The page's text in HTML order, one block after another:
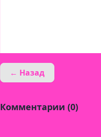
← Назад
Комментарии (0)